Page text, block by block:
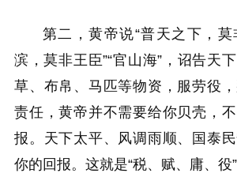
第二，黄帝说“普天之下，莫
滨，莫非王臣”“官山海”，诏告天
草、布帛、马匹等物资，服劳役
责任，黄帝并不需要给你贝壳，
报。天下太平、风调雨顺、国泰
你的回报。这就是“税、赋、庸、役”